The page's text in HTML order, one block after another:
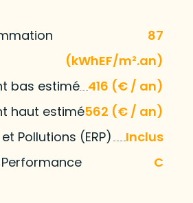
87
(kWhEF/m².an)
bas estimé 416 (€ / an)
haut estimé562 (€ / an)
Pollutions (ERP)
Inclus
C